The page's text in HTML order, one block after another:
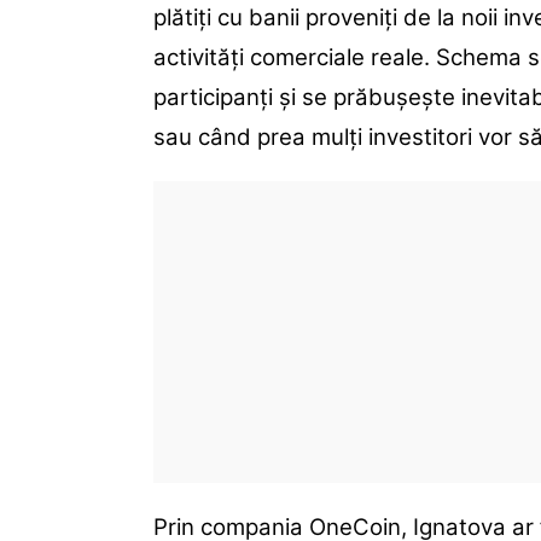
plătiți cu banii proveniți de la noii
activități comerciale reale. Schema
participanți și se prăbușește
sau când prea mulți investitori vor
Prin compania OneCoin, Ignatova